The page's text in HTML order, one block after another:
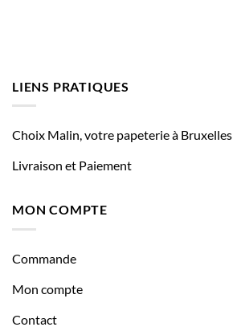
LIENS PRATIQUES
Choix Malin, votre papeterie à Bruxelles
Livraison et Paiement
MON COMPTE
Commande
Mon compte
Contact